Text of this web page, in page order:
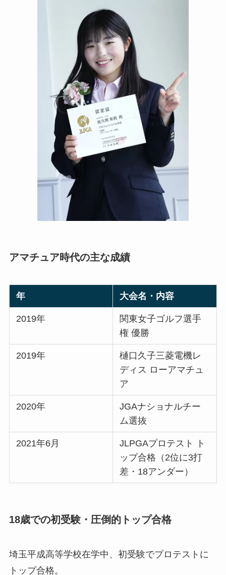
アマチュア時代の主な成績
年 大会名・内容
2019年
関東女子ゴルフ選手
権 優勝
2019年
樋口久子三菱電機レ
ディス ローアマチュ
ア
2020年
JGAナショナルチー
ム選抜
2021年6月
JLPGAプロテスト ト
ップ合格（2位に3打
差・18アンダー）
18歳での初受験・圧倒的トップ合格
埼玉平成高等学校在学中、初受験でプロテストに
トップ合格。